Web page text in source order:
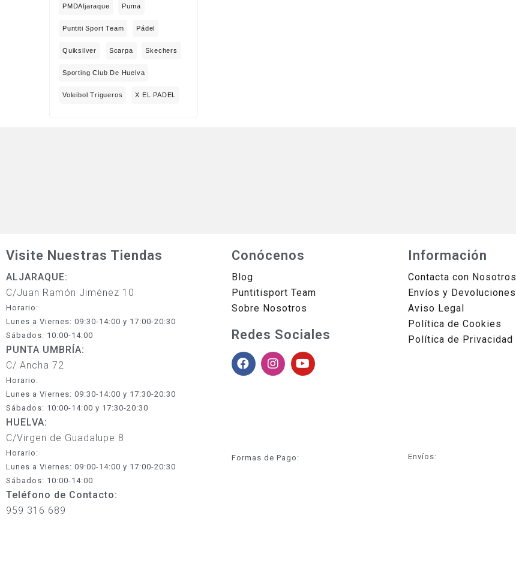
PMDAljaraque Puma
Puntiti Sport Team Pádel
Quiksilver Scarpa Skechers
Sporting Club De Huelva
Voleibol Trigueros X EL PADEL
Visite Nuestras Tiendas
ALJARAQUE:
C/Juan Ramón Jiménez 10
Horario:
Lunes a Viernes: 09:30-14:00 y 17:00-20:30
Sábados: 10:00-14:00
PUNTA UMBRÍA:
C/ Ancha 72
Horario:
Lunes a Viernes: 09:30-14:00 y 17:30-20:30
Sábados: 10:00-14:00 y 17:30-20:30
HUELVA:
C/Virgen de Guadalupe 8
Horario:
Lunes a Viernes: 09:00-14:00 y 17:00-20:30
Sábados: 10:00-14:00
Teléfono de Contacto:
959 316 689
Conócenos
Blog
Puntitisport Team
Sobre Nosotros
Redes Sociales
Formas de Pago:
Información
Contacta con Nosotros
Envíos y Devoluciones
Aviso Legal
Política de Cookies
Política de Privacidad
Envíos: